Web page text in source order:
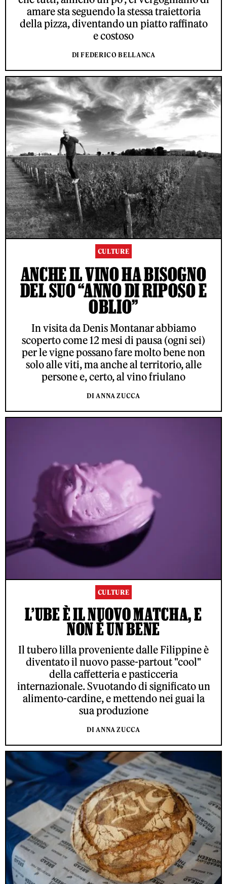
amare sta seguendo la stessa traiettoria
della pizza, diventando un piatto raffinato
e costoso
DI FEDERICO BELLANCA
CULTURE
ANCHE IL VINO HA BISOGNO
DEL SUO “ANNO DI RIPOSO E
OBLIO”
In visita da Denis Montanar abbiamo
scoperto come 12 mesi di pausa (ogni sei)
per le vigne possano fare molto bene non
solo alle viti, ma anche al territorio, alle
persone e, certo, al vino friulano
DI ANNA ZUCCA
CULTURE
L’UBE È IL NUOVO MATCHA, E
NON È UN BENE
Il tubero lilla proveniente dalle Filippine è
diventato il nuovo passe-partout "cool"
della caffetteria e pasticceria
internazionale. Svuotando di significato un
alimento-cardine, e mettendo nei guai la
sua produzione
DI ANNA ZUCCA